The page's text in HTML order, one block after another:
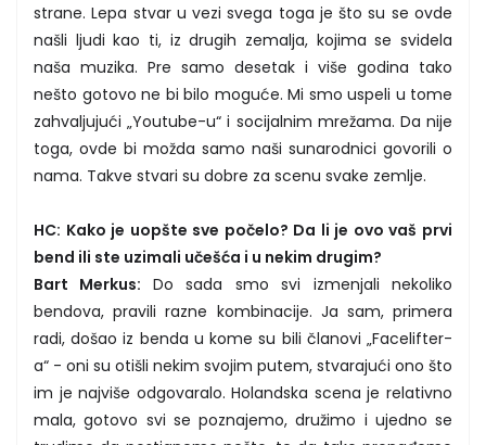
strane. Lepa stvar u vezi svega toga je što su se ovde
našli ljudi kao ti, iz drugih zemalja, kojima se svidela
naša muzika. Pre samo desetak i više godina tako
nešto gotovo ne bi bilo moguće. Mi smo uspeli u tome
zahvaljujući „Youtube-u“ i socijalnim mrežama. Da nije
toga, ovde bi možda samo naši sunarodnici govorili o
nama. Takve stvari su dobre za scenu svake zemlje.
HC: Kako je uopšte sve počelo? Da li je ovo vaš prvi
bend ili ste uzimali učešća i u nekim drugim?
Bart Merkus: Do sada smo svi izmenjali nekoliko
bendova, pravili razne kombinacije. Ja sam, primera
radi, došao iz benda u kome su bili članovi „Facelifter-
a“ - oni su otišli nekim svojim putem, stvarajući ono što
im je najviše odgovaralo. Holandska scena je relativno
mala, gotovo svi se poznajemo, družimo i ujedno se